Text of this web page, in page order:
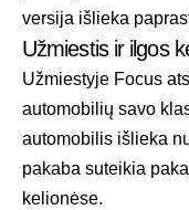
versija išlieka
Užmiestis ir ilgos
Užmiestyje Focus
automobilių savo
automobilis išlieka
pakaba suteikia
kelionėse.